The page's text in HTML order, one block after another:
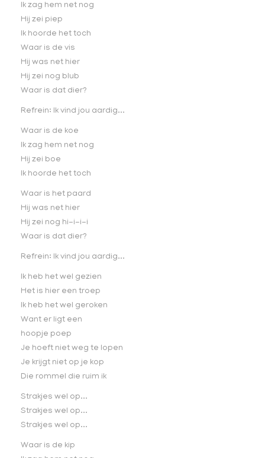
Ik zag hem net nog
Hij zei piep
Ik hoorde het toch
Waar is de vis
Hij was net hier
Hij zei nog blub
Waar is dat dier?
Refrein: Ik vind jou aardig...
Waar is de koe
Ik zag hem net nog
Hij zei boe
Ik hoorde het toch
Waar is het paard
Hij was net hier
Hij zei nog hi-i-i-i
Waar is dat dier?
Refrein: Ik vind jou aardig...
Ik heb het wel gezien
Het is hier een troep
Ik heb het wel geroken
Want er ligt een
hoopje poep
Je hoeft niet weg te lopen
Je krijgt niet op je kop
Die rommel die ruim ik
Strakjes wel op...
Strakjes wel op...
Strakjes wel op...
Waar is de kip